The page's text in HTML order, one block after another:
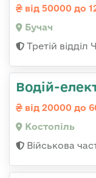
від 50000 до
Бучач
Третій
Водій-
від 20000 до
Костопіль
Військова